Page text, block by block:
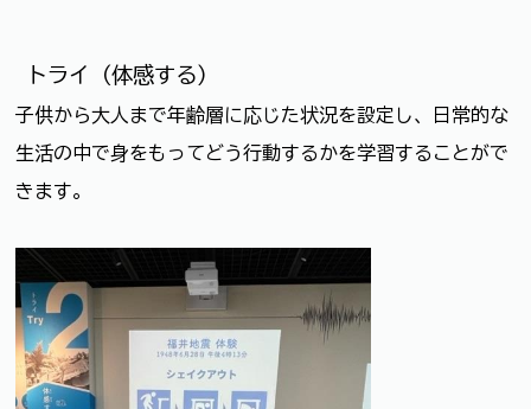
トライ（体感する）
子供から大人まで年齢層に応じた状況を設定し、日常的な
生活の中で身をもってどう行動するかを学習することがで
きます。